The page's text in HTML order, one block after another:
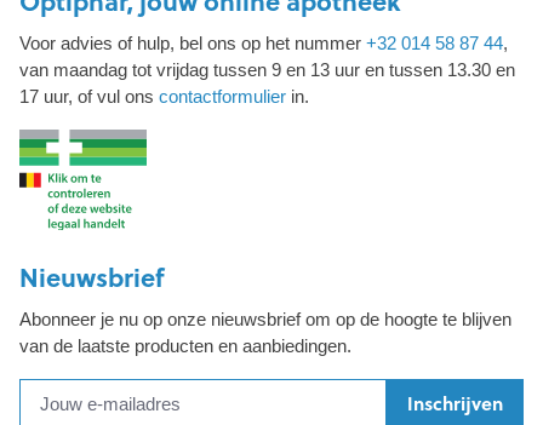
Voor advies of hulp, bel ons op het nummer +32 014 58 87 44,
van maandag tot vrijdag tussen 9 en 13 uur en tussen 13.30 en
17 uur, of vul ons contactformulier in.
Nieuwsbrief
Abonneer je nu op onze nieuwsbrief om op de hoogte te blijven
van de laatste producten en aanbiedingen.
Inschrijven